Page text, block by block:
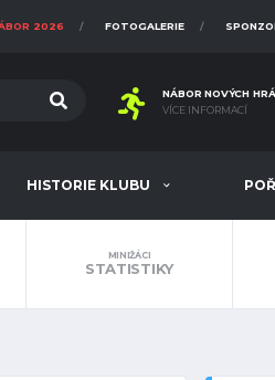
2026 FOTOGALERIE
NÁBOR NOVÝCH
VÍCE INFORMACÍ
HISTORIE KLUBU
MINIŽÁCI
STATISTIKY